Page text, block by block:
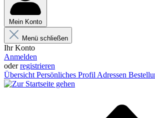
Mein Konto
Menü schließen
Ihr Konto
Anmelden
oderregistrieren
Übersicht Persönliches Profil Adressen